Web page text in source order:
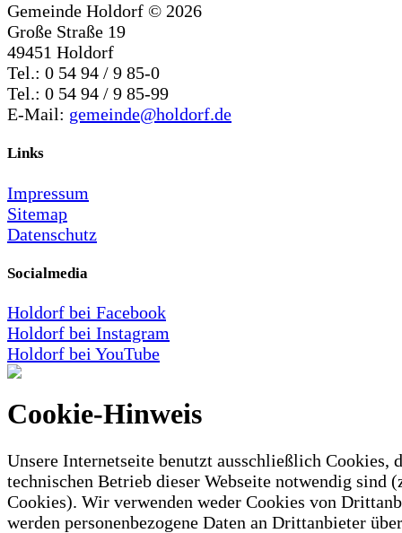
Gemeinde Holdorf © 2026
Große Straße 19
49451 Holdorf
Tel.: 0 54 94 / 9 85-0
Tel.: 0 54 94 / 9 85-99
E-Mail: gemeinde@holdorf.de
Links
Impressum
Sitemap
Datenschutz
Socialmedia
Holdorf bei Facebook
Holdorf bei Instagram
Holdorf bei YouTube
Cookie-Hinweis
Unsere Internetseite benutzt ausschließlich Cookies,
technischen Betrieb dieser Webseite notwendig sind
Cookies). Wir verwenden weder Cookies von
werden personenbezogene Daten an Drittanbieter